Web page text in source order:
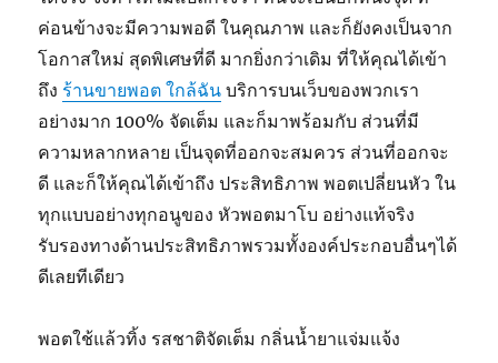
ค่อนข้างจะมีความพอดี ในคุณภาพ และก็ยังคงเป็นจาก
โอกาสใหม่ สุดพิเศษที่ดี มากยิ่งกว่าเดิม ที่ให้คุณได้เข้า
ถึง ร้านขายพอต ใกล้ฉัน บริการบนเว็บของพวกเรา
อย่างมาก 100% จัดเต็ม และก็มาพร้อมกับ ส่วนที่มี
ความหลากหลาย เป็นจุดที่ออกจะสมควร ส่วนที่ออกจะ
ดี และก็ให้คุณได้เข้าถึง ประสิทธิภาพ พอตเปลี่ยนหัว ใน
ทุกแบบอย่างทุกอนูของ หัวพอตมาโบ อย่างแท้จริง
รับรองทางด้านประสิทธิภาพรวมทั้งองค์ประกอบอื่นๆได้
ดีเลยทีเดียว
พอตใช้แล้วทิ้ง รสชาติจัดเต็ม กลิ่นน้ำยาแจ่มแจ้ง